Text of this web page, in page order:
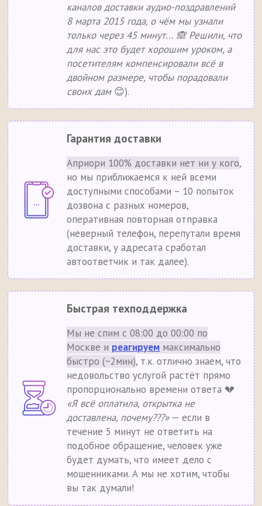
каналов доставки аудио-поздравлений
8 марта 2015 года, о чём мы узнали
только через 45 минут... 🙈 Решили, что
для нас это будет хорошим уроком, а
посетителям компенсировали всё в
двойном размере, чтобы порадовали
своих дам😊).
Гарантия доставки
Априори 100% доставки нет ни у кого,
но мы приближаемся к ней всеми
доступными способами – 10 попыток
дозвона с разных номеров,
оперативная повторная отправка
(неверный телефон, перепутали время
доставки, у адресата сработал
автоответчик и так далее).
Быстрая техподдержка
Мы не спим с 08:00 до 00:00 по
Москве и реагируем максимально
быстро (~2мин), т.к. отлично знаем, что
недовольство услугой растёт прямо
пропорционально времени ответа 💔
«Я всё оплатила, открытка не
доставлена, почему???»— если в
течение 5 минут не ответить на
подобное обращение, человек уже
будет думать, что имеет дело с
мошенниками. А мы не хотим, чтобы
вы так думали!